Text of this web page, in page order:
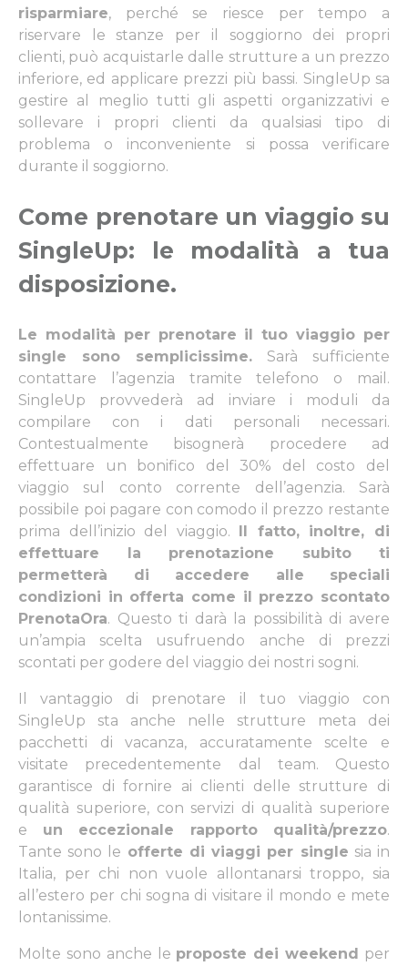
risparmiare, perché se riesce per tempo a
riservare le stanze per il soggiorno dei propri
clienti, può acquistarle dalle strutture a un prezzo
inferiore, ed applicare prezzi più bassi. SingleUp sa
gestire al meglio tutti gli aspetti organizzativi e
sollevare i propri clienti da qualsiasi tipo di
problema o inconveniente si possa verificare
durante il soggiorno.
Come prenotare un viaggio su
SingleUp: le modalità a tua
disposizione.
Le modalità per prenotare il tuo viaggio per
single sono semplicissime. Sarà sufficiente
contattare l’agenzia tramite telefono o mail.
SingleUp provvederà ad inviare i moduli da
compilare con i dati personali necessari.
Contestualmente bisognerà procedere ad
effettuare un bonifico del 30% del costo del
viaggio sul conto corrente dell’agenzia. Sarà
possibile poi pagare con comodo il prezzo restante
prima dell’inizio del viaggio. Il fatto, inoltre, di
effettuare la prenotazione subito ti
permetterà di accedere alle speciali
condizioni in offerta come il prezzo scontato
PrenotaOra. Questo ti darà la possibilità di avere
un’ampia scelta usufruendo anche di prezzi
scontati per godere del viaggio dei nostri sogni.
Il vantaggio di prenotare il tuo viaggio con
SingleUp sta anche nelle strutture meta dei
pacchetti di vacanza, accuratamente scelte e
visitate precedentemente dal team. Questo
garantisce di fornire ai clienti delle strutture di
qualità superiore, con servizi di qualità superiore
e un eccezionale rapporto qualità/prezzo.
Tante sono le offerte di viaggi per single sia in
Italia, per chi non vuole allontanarsi troppo, sia
all’estero per chi sogna di visitare il mondo e mete
lontanissime.
Molte sono anche le proposte dei weekend per